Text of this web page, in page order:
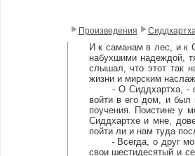
Произведения
И к саманам в лес, и к
набухшими надеждой,
слышал, что этот так
жизни и мирским
- О Сиддхартха, -
войти в его дом, и
поучения. Поистине у
Сиддхартхе и мне,
пойти ли и нам туда
- Всегда, о друг мой,
свои шестидесятый и